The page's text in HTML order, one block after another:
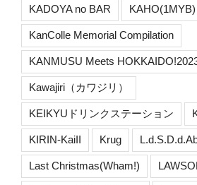
KADOYA no BAR KAHO(1MYB)
KanColle Memorial Compilation
KANMUSU Meets
Kawajiri（カワジリ）
KEIKYUドリンクステーション
KIRIN-KaiII Krug
Last Christmas(Wham!)